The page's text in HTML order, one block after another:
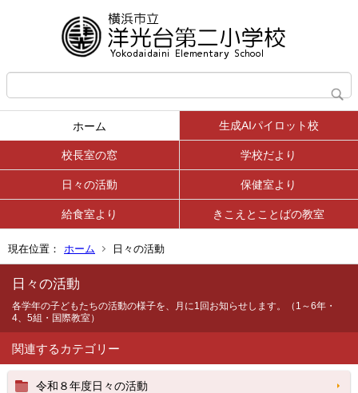
ホーム 生成AIパイロット校
校長室の窓 学校だより
日々の活動 保健室より
給食室より きこえとことばの教室
現在位置： ホーム 日々の活動
日々の活動
各学年の子どもたちの活動の様子を、月に1回お知らせします。（1～6年・
4、5組・国際教室）
関連するカテゴリー
令和８年度日々の活動